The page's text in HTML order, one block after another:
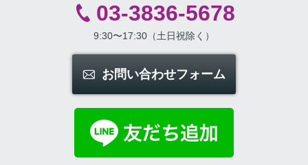
03-3836-5678
9:30〜17:30（土日祝除く）
お問い合わせフォーム